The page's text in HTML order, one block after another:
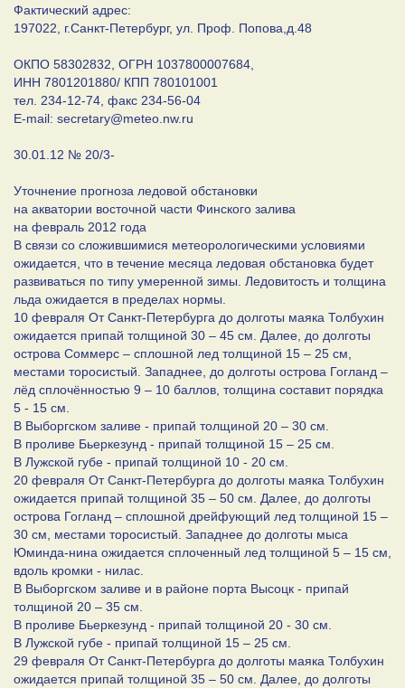
Фактический адрес:
197022, г.Санкт-Петербург, ул. Проф. Попова,д.48
ОКПО 58302832, ОГРН 1037800007684,
ИНН 7801201880/ КПП 780101001
тел. 234-12-74, факс 234-56-04
E-mail: secretary@meteo.nw.ru
30.01.12 № 20/3-
Уточнение прогноза ледовой обстановки
на акватории восточной части Финского залива
на февраль 2012 года
В связи со сложившимися метеорологическими условиями
ожидается, что в течение месяца ледовая обстановка будет
развиваться по типу умеренной зимы. Ледовитость и толщина
льда ожидается в пределах нормы.
10 февраля От Санкт-Петербурга до долготы маяка Толбухин
ожидается припай толщиной 30 – 45 см. Далее, до долготы
острова Соммерс – сплошной лед толщиной 15 – 25 см,
местами торосистый. Западнее, до долготы острова Гогланд –
лёд сплочённостью 9 – 10 баллов, толщина составит порядка
5 - 15 см.
В Выборгском заливе - припай толщиной 20 – 30 см.
В проливе Бьеркезунд - припай толщиной 15 – 25 см.
В Лужской губе - припай толщиной 10 - 20 см.
20 февраля От Санкт-Петербурга до долготы маяка Толбухин
ожидается припай толщиной 35 – 50 см. Далее, до долготы
острова Гогланд – сплошной дрейфующий лед толщиной 15 –
30 см, местами торосистый. Западнее до долготы мыса
Юминда-нина ожидается сплоченный лед толщиной 5 – 15 см,
вдоль кромки - нилас.
В Выборгском заливе и в районе порта Высоцк - припай
толщиной 20 – 35 см.
В проливе Бьеркезунд - припай толщиной 20 - 30 см.
В Лужской губе - припай толщиной 15 – 25 см.
29 февраля От Санкт-Петербурга до долготы маяка Толбухин
ожидается припай толщиной 35 – 50 см. Далее, до долготы